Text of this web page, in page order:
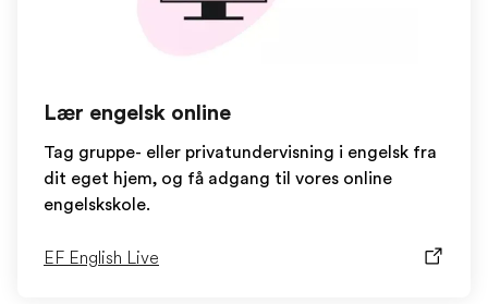
Lær engelsk online
Tag gruppe- eller privatundervisning i engelsk fra
dit eget hjem, og få adgang til vores online
engelskskole.
EF English Live